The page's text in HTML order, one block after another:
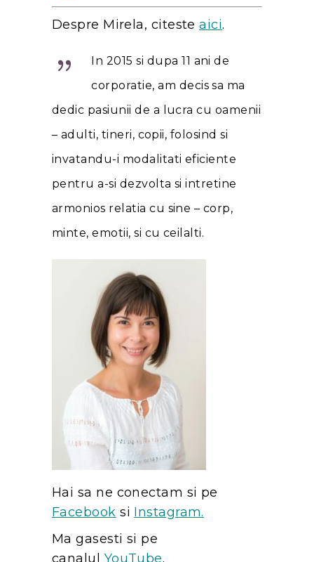
Despre Mirela, citesteaici.
In 2015 si dupa 11 ani de
corporatie, am decis sa ma
dedic pasiunii de a lucra cu oamenii
– adulti, tineri, copii, folosind si
invatandu-i modalitati eficiente
pentru a-si dezvolta si intretine
armonios relatia cu sine – corp,
minte, emotii, si cu ceilalti.
Hai sa ne conectam si pe
Facebook si Instagram.
Ma gasesti si pe
canalul YouTube.